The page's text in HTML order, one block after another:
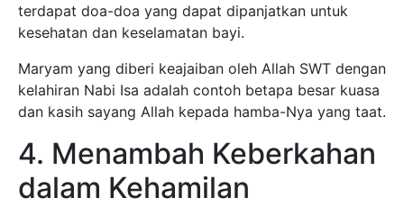
terdapat doa-doa yang dapat dipanjatkan untuk
kesehatan dan keselamatan bayi.
Maryam yang diberi keajaiban oleh Allah SWT dengan
kelahiran Nabi Isa adalah contoh betapa besar kuasa
dan kasih sayang Allah kepada hamba-Nya yang taat.
4. Menambah Keberkahan
dalam Kehamilan